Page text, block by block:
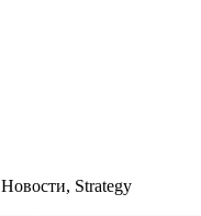
Новости, Strategy